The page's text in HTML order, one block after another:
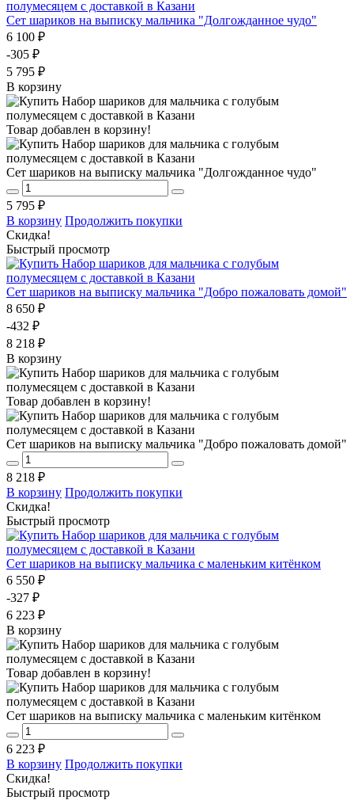
Сет шариков на выписку мальчика "Долгожданное чудо"
6 100 ₽
-305 ₽
5 795 ₽
В корзину
Товар добавлен в корзину!
Сет шариков на выписку мальчика "Долгожданное чудо"
5 795 ₽
В корзину Продолжить покупки
Скидка!
Быстрый просмотр
Сет шариков на выписку мальчика "Добро пожаловать домой"
8 650 ₽
-432 ₽
8 218 ₽
В корзину
Товар добавлен в корзину!
Сет шариков на выписку мальчика "Добро пожаловать домой"
8 218 ₽
В корзину Продолжить покупки
Скидка!
Быстрый просмотр
Сет шариков на выписку мальчика с маленьким китёнком
6 550 ₽
-327 ₽
6 223 ₽
В корзину
Товар добавлен в корзину!
Сет шариков на выписку мальчика с маленьким китёнком
6 223 ₽
В корзину Продолжить покупки
Скидка!
Быстрый просмотр